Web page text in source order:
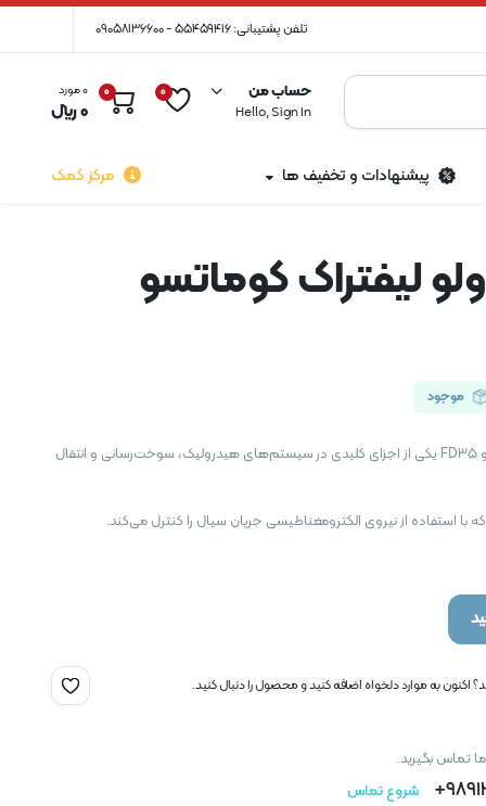
تلفن پشتیبانی: 55459416 - 09058136600
حساب من
Hello, Sign In
0
0 0 مورد
0﷼
پیشنهادات و تخفیف ها مرکز کمک
لیفتراک کوماتسو
موجود
سلونوئید ولو لیفتراک کوماتسو FD35 یکی از اجزای کلیدی در سیستم‌های هیدرولیک، سوخت‌رسانی و انتقال
استفاده از نیروی الکترومغناطیسی جریان سیال را کنترل می‌کند.
اکنون به موارد دلخواه اضافه کنید و محصول را دنبال کنید.
تماس بگیرید.
شروع تماس